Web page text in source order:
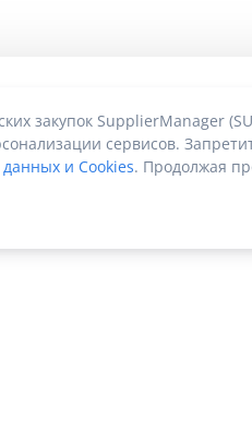
закупок SupplierManager
сервисов.
и Cookies. Продолжая